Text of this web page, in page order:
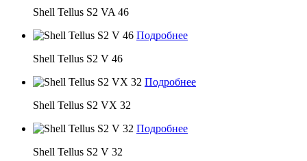
Shell Tellus S2 VA 46
Подробнее
Shell Tellus S2 V 46
Подробнее
Shell Tellus S2 VX 32
Подробнее
Shell Tellus S2 V 32